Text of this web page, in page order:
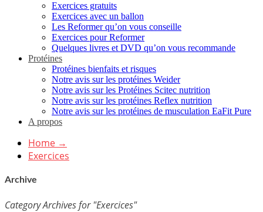
Exercices gratuits
Exercices avec un ballon
Les Reformer qu’on vous conseille
Exercices pour Reformer
Quelques livres et DVD qu’on vous recommande
Protéines
Protéines bienfaits et risques
Notre avis sur les protéines Weider
Notre avis sur les Protéines Scitec nutrition
Notre avis sur les protéines Reflex nutrition
Notre avis sur les protéines de musculation EaFit Pure
A propos
Home →
Exercices
Archive
Category Archives for "Exercices"